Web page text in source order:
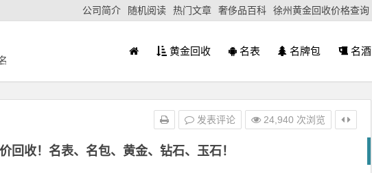
公司简介 随机阅读 热门文章 奢侈品百科 徐州黄金回收价格查询
黄金回收 名表 名牌包 名酒
回收！名表、名包、黄金、钻石、玉石！
发表评论 24,940 次浏览